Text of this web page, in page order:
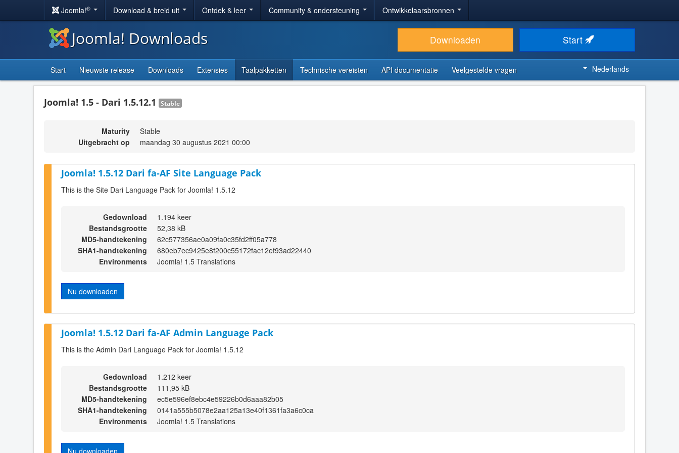
Joomla!® Download & breid uit Ontdek & leer Community & ondersteuning Ontwikkelaarsbronnen
Joomla! Downloads Downloaden Start
Start Nieuwste release Downloads Extensies Taalpakketten Technische vereisten API documentatie Veelgestelde vragen Nederlands
Joomla! 1.5 - Dari 1.5.12.1 Stable
Maturity
Stable
Uitgebracht op
maandag 30 augustus 2021 00:00
Joomla! 1.5.12 Dari fa-AF Site Language Pack
This is the Site Dari Language Pack for Joomla! 1.5.12
Gedownload
1.194 keer
Bestandsgrootte
52,38 kB
MD5-handtekening
62c577356ae0a09fa0c35fd2ff05a778
SHA1-handtekening
680eb7ec9425e8f200c55172fac12ef93ad22440
Environments
Joomla! 1.5 Translations
Nu downloaden
Joomla! 1.5.12 Dari fa-AF Admin Language Pack
This is the Admin Dari Language Pack for Joomla! 1.5.12
Gedownload
1.212 keer
Bestandsgrootte
111,95 kB
MD5-handtekening
ec5e596ef8ebc4e59226b0d6aaa82b05
SHA1-handtekening
0141a555b5078e2aa125a13e40f1361fa3a6c0ca
Environments
Joomla! 1.5 Translations